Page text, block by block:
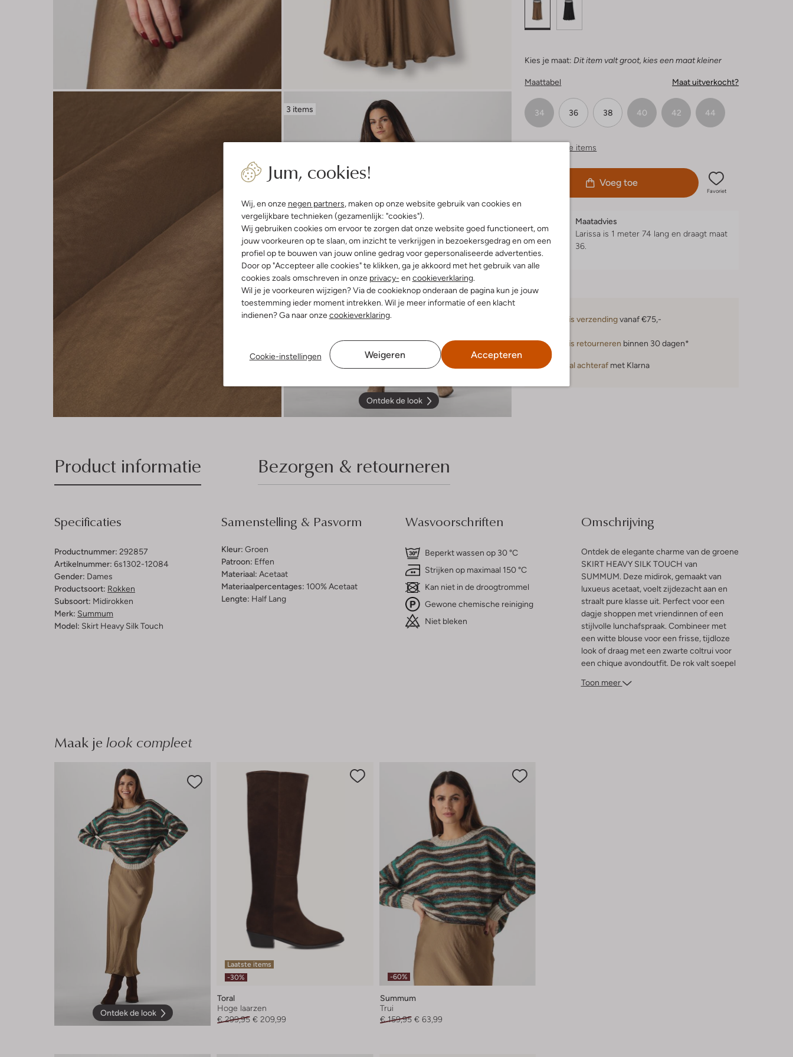
Jum, cookies!
Wij, en onze negen partners, maken op onze website gebruik van cookies en
vergelijkbare technieken (gezamenlijk: "cookies").
Wij gebruiken cookies om ervoor te zorgen dat onze website goed functioneert, om
jouw voorkeuren op te slaan, om inzicht te verkrijgen in bezoekersgedrag en om een
profiel op te bouwen van jouw online gedrag voor gepersonaliseerde advertenties.
Door op "Accepteer alle cookies" te klikken, ga je akkoord met het gebruik van alle
cookies zoals omschreven in onze privacy- en cookieverklaring.
Wil je je voorkeuren wijzigen? Via de cookieknop onderaan de pagina kun je jouw
toestemming ieder moment intrekken. Wil je meer informatie of een klacht
indienen? Ga naar onzecookieverklaring.
Cookie-instellingen Weigeren Accepteren
3 items
Ontdek de look
Kies je maat: Dit item valt groot, kies een maat kleiner
Maattabel Maat uitverkocht?
34 36 38 40 42 44
Vergelijkbare items
Voeg toe
Favoriet
Maatadvies
Larissa is 1 meter 74 lang en draagt maat
36.
Gratis verzendingvanaf €75,-
Gratis retourneren binnen 30 dagen*
Betaal achteraf met Klarna
Product informatie Bezorgen & retourneren
Specificaties
Productnummer: 292857
Artikelnummer: 6s1302-12084
Gender: Dames
Productsoort: Rokken
Subsoort: Midirokken
Merk: Summum
Model: Skirt Heavy Silk Touch
Samenstelling & Pasvorm
Kleur: Groen
Patroon: Effen
Materiaal: Acetaat
Materiaalpercentages: 100% Acetaat
Lengte: Half Lang
Wasvoorschriften
Beperkt wassen op 30 °C
Strijken op maximaal 150 °C
Kan niet in de droogtrommel
Gewone chemische reiniging
Niet bleken
Omschrijving
Ontdek de elegante charme van de groene
SKIRT HEAVY SILK TOUCH van
SUMMUM. Deze midirok, gemaakt van
luxueus acetaat, voelt zijdezacht aan en
straalt pure klasse uit. Perfect voor een
dagje shoppen met vriendinnen of een
stijlvolle lunchafspraak. Combineer met
een witte blouse voor een frisse, tijdloze
look of draag met een zwarte coltrui voor
een chique avondoutfit. De rok valt soepel
Een veelzijdige must-have voor elke
Toon meer
Maak je look compleet
Ontdek de look
Laatste items
-30%
Toral
Hoge laarzen
€ 299,95 € 209,99
-60%
Summum
Trui
€ 159,95 € 63,99